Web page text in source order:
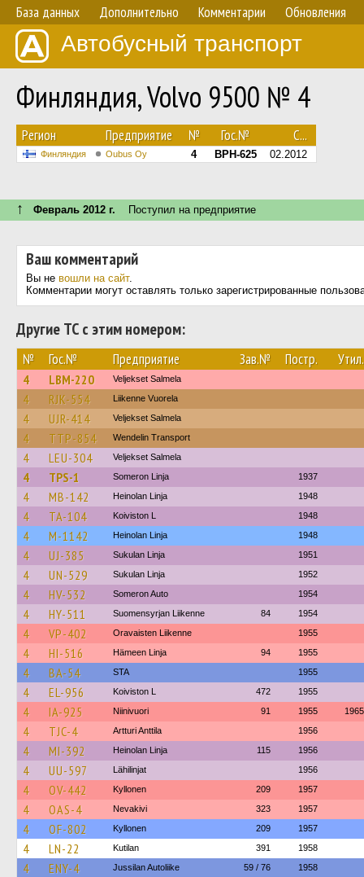
База данных Дополнительно Комментарии Обновления
Автобусный транспорт
Финляндия, Volvo 9500 № 4
Регион Предприятие № Гос.№ С...
Финляндия Oubus Oy 4 BPH-625 02.2012
↑ Февраль 2012 г. Поступил на предприятие
Ваш комментарий
Вы не вошли на сайт.
Комментарии могут оставлять только зарегистрированные
Другие ТС с этим номером:
№ Гос.№ Предприятие Зав.№ Постр. Утил.
4 LBM-220 Veljekset Salmela
4 RJK-554 Liikenne Vuorela
4 UJR-414 Veljekset Salmela
4 TTP-854 Wendelin Transport
4 LEU-304 Veljekset Salmela
4 TPS-1 Someron Linja 1937
4 MB-142 Heinolan Linja 1948
4 TA-104 Koiviston L 1948
4 M-1142 Heinolan Linja 1948
4 UJ-385 Sukulan Linja 1951
4 UN-529 Sukulan Linja 1952
4 HV-532 Someron Auto 1954
4 HY-511 Suomensyrjan Liikenne 84 1954
4 VP-402 Oravaisten Liikenne 1955
4 HI-516 Hämeen Linja 94 1955
4 BA-54 STA 1955
4 EL-956 Koiviston L 472 1955
4 IA-925 Niinivuori 91 1955 1965
4 TJC-4 Artturi Anttila 1956
4 MI-392 Heinolan Linja 115 1956
4 UU-597 Lähilinjat 1956
4 OV-442 Kyllonen 209 1957
4 OAS-4 Nevakivi 323 1957
4 OF-802 Kyllonen 209 1957
4 LN-22 Kutilan 391 1958
4 ENY-4 Jussilan Autoliike 59 / 76 1958